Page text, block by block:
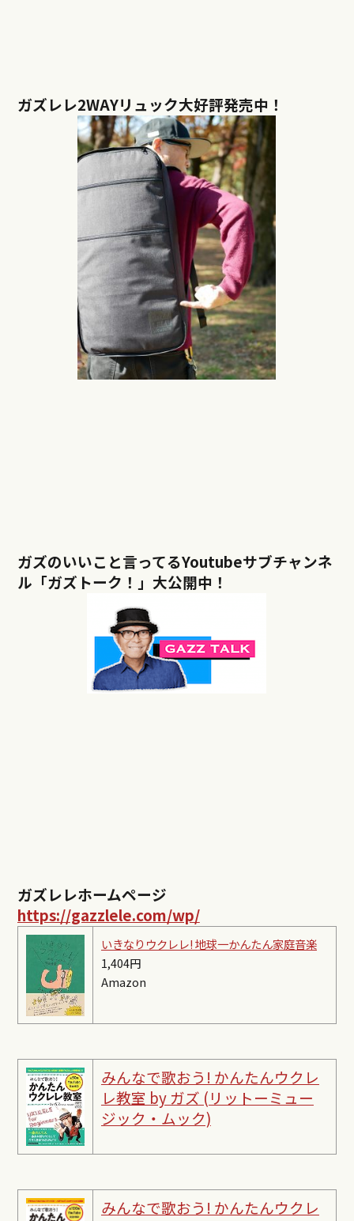
ガズレレ2WAYリュック大好評発売中！
ガズのいいこと言ってるYoutubeサブチャンネ
ル「ガズトーク！」大公開中！
ガズレレホームページ
https://gazzlele.com/wp/
いきなりウクレレ! 地球一かんたん家庭音楽
1,404円
Amazon
みんなで歌おう! かんたんウクレ
レ教室 by ガズ (リットーミュー
ジック・ムック)
みんなで歌おう! かんたんウクレ